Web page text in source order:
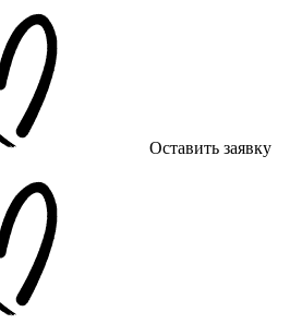
Оставить заявку